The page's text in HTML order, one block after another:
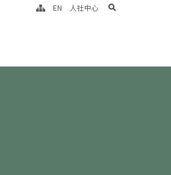
EN 人社中心 search